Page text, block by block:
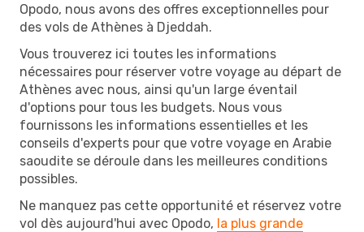
Opodo, nous avons des offres exceptionnelles pour
des vols de Athènes à Djeddah.
Vous trouverez ici toutes les informations
nécessaires pour réserver votre voyage au départ de
Athènes avec nous, ainsi qu'un large éventail
d'options pour tous les budgets. Nous vous
fournissons les informations essentielles et les
conseils d'experts pour que votre voyage en Arabie
saoudite se déroule dans les meilleures conditions
possibles.
Ne manquez pas cette opportunité et réservez votre
vol dès aujourd'hui avec Opodo, la plus grande